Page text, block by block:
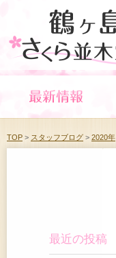
TOP > スタッフブログ > 2020年
最近の投稿